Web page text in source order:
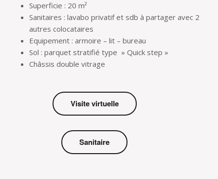
Superficie : 20 m²
Sanitaires : lavabo privatif et sdb à partager avec 2
autres colocataires
Equipement : armoire – lit – bureau
Sol : parquet stratifié type » Quick step »
Châssis double vitrage
Visite virtuelle
Sanitaire